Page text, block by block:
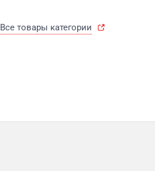
Все товары категории